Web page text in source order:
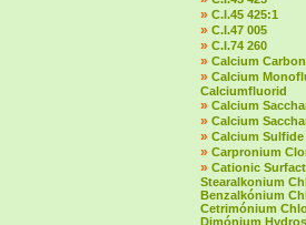
» C.I.45 425:1
» C.I.47 005
» C.I.74 260
» Calcium
» Calcium
Calciumfluorid
» Calcium
» Calcium
» Calcium Sulfide
» Carpronium
» Cationic
Stearalkonium
Benzalkónium
Cetrimónium
Dimónium